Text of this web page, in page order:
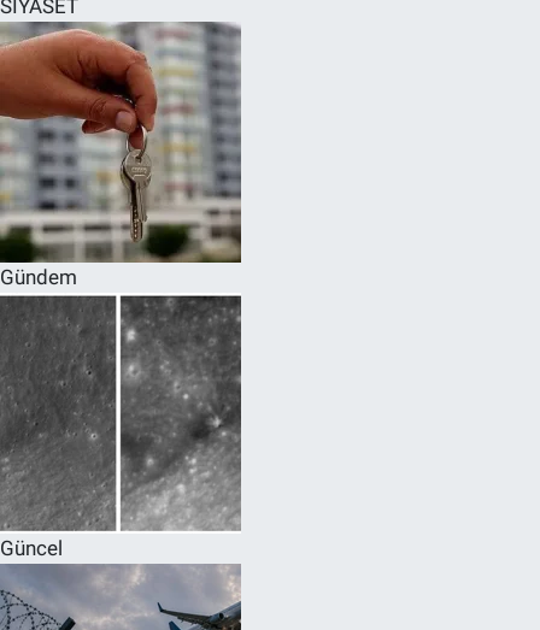
SİYASET
Gündem
Güncel
SPOR
RESMİ İLANLAR